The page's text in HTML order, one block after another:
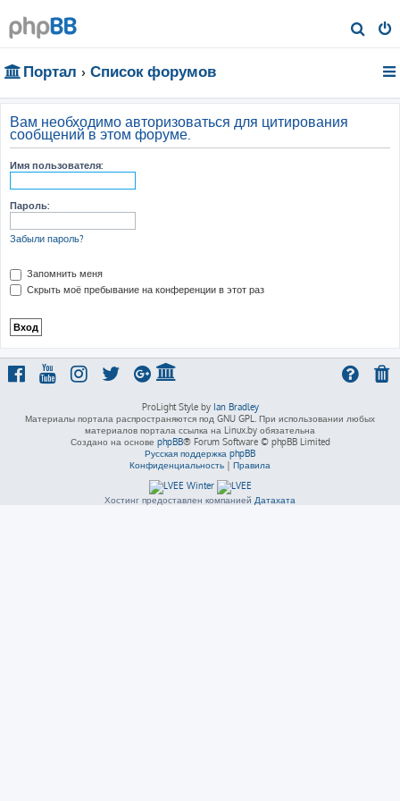
о
Портал Список форумов
Вам необходимо авторизоваться для цитирования
сообщений в этом форуме.
Имя пользователя:
Пароль:
Забыли пароль?
Запомнить меня
Скрыть моё пребывание на конференции в этот раз
ProLight Style by Ian Bradley
Материалы портала распространяются под GNU GPL. При использовании любых
материалов портала ссылка на Linux.by обязательна
Создано на основе phpBB® Forum Software © phpBB Limited
Русская поддержка phpBB
Конфиденциальность | Правила
Хостинг предоставлен компанией Датахата